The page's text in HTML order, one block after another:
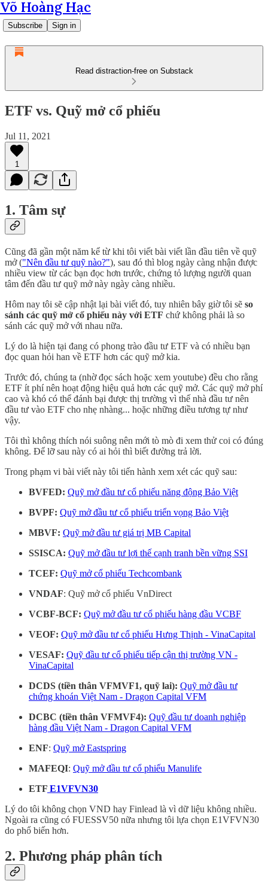
Võ Hoàng Hạc
Subscribe Sign in
Read distraction-free on Substack
ETF vs. Quỹ mở cổ phiếu
Jul 11, 2021
1
1. Tâm sự
Cũng đã gần một năm kể từ khi tôi viết bài viết lần đầu tiên về quỹ
mở ("Nên đầu tư quỹ nào?"), sau đó thì blog ngày càng nhận được
nhiều view từ các bạn đọc hơn trước, chứng tỏ lượng người quan
tâm đến đầu tư quỹ mở này ngày càng nhiều.
Hôm nay tôi sẽ cập nhật lại bài viết đó, tuy nhiên bây giờ tôi sẽ so
sánh các quỹ mở cổ phiếu này với ETF chứ không phải là so
sánh các quỹ mở với nhau nữa.
Lý do là hiện tại đang có phong trào đầu tư ETF và có nhiều bạn
đọc quan hỏi han về ETF hơn các quỹ mở kia.
Trước đó, chúng ta (nhờ đọc sách hoặc xem youtube) đều cho rằng
ETF ít phí nên hoạt động hiệu quả hơn các quỹ mở. Các quỹ mở phí
cao và khó có thể đánh bại được thị trường vì thế nhà đầu tư nên
đầu tư vào ETF cho nhẹ nhàng... hoặc những điều tương tự như
vậy.
Tôi thì không thích nói suông nên mới tò mò đi xem thử coi có đúng
không. Để lỡ sau này có ai hỏi thì biết đường trả lời.
Trong phạm vi bài viết này tôi tiến hành xem xét các quỹ sau:
BVFED: Quỹ mở đầu tư cổ phiếu năng động Bảo Việt
BVPF: Quỹ mở đầu tư cổ phiếu triển vọng Bảo Việt
MBVF: Quỹ mở đầu tư giá trị MB Capital
SSISCA: Quỹ mở đầu tư lợi thế cạnh tranh bền vững SSI
TCEF: Quỹ mở cổ phiếu Techcombank
VNDAF: Quỹ mở cổ phiếu VnDirect
VCBF-BCF: Quỹ mở đầu tư cổ phiếu hàng đầu VCBF
VEOF: Quỹ mở đầu tư cổ phiếu Hưng Thịnh - VinaCapital
VESAF: Quỹ đầu tư cổ phiếu tiếp cận thị trường VN -
VinaCapital
DCDS (tiền thân VFMVF1, quỹ lai): Quỹ mở đầu tư
chứng khoán Việt Nam - Dragon Capital VFM
DCBC (tiền thân VFMVF4): Quỹ đầu tư doanh nghiệp
hàng đầu Việt Nam - Dragon Capital VFM
ENF: Quỹ mở Eastspring
MAFEQI: Quỹ mở đầu tư cổ phiếu Manulife
ETF E1VFVN30
Lý do tôi không chọn VND hay Finlead là vì dữ liệu không nhiều.
Ngoài ra cũng có FUESSV50 nữa nhưng tôi lựa chọn E1VFVN30
do phổ biến hơn.
2. Phương pháp phân tích